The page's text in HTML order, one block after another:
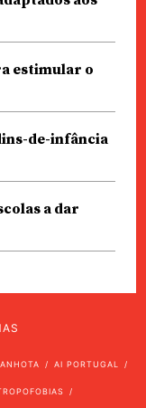
estimular o
de-infância
a dar
AI PORTUGAL